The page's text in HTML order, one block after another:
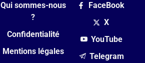
Qui sommes-nous
?
Confidentialité
Mentions légales
FaceBook
X
YouTube
Telegram